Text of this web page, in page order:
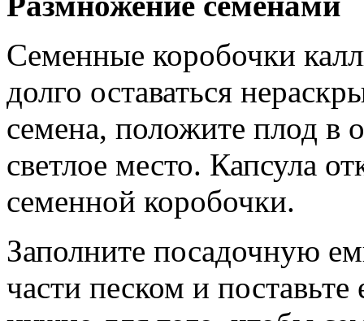
Семенные коробочки
долго оставаться
семена, положите плод в
светлое место. Капсула
семенной коробочки.
Заполните посадочную
части песком и